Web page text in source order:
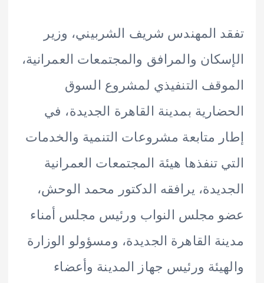
المهندس شريف الشربيني، وزير
والمرافق والمجتمعات العمرانية،
التنفيذي لمشروع السوق
بمدينة القاهرة الجديدة، في
متابعة مشروعات التنمية والخدمات
تنفذها هيئة المجتمعات العمرانية
يرافقه الدكتور محمد الوحش،
مجلس النواب ورئيس مجلس أمناء
القاهرة الجديدة، ومسؤولو الوزارة
ورئيس جهاز المدينة وأعضاء